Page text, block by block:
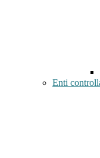
Enti